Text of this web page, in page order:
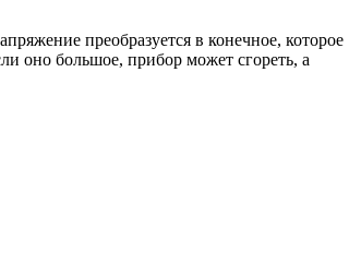
преобразуется в конечное, которое
оно большое, прибор может сгореть, а